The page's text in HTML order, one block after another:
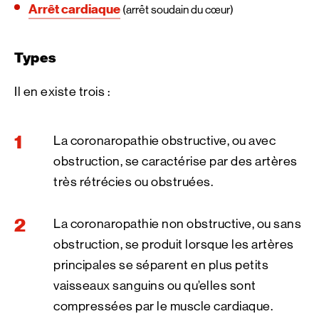
Arrêt cardiaque (arrêt soudain du cœur)
Types
Il en existe trois :
La coronaropathie obstructive, ou avec
obstruction, se caractérise par des artères
très rétrécies ou obstruées.
La coronaropathie non obstructive, ou sans
obstruction, se produit lorsque les artères
principales se séparent en plus petits
vaisseaux sanguins ou qu’elles sont
compressées par le muscle cardiaque.